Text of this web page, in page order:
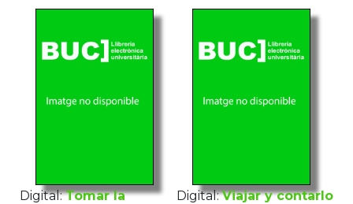
Digital: Tomar la
Digital: Viajar y contarlo